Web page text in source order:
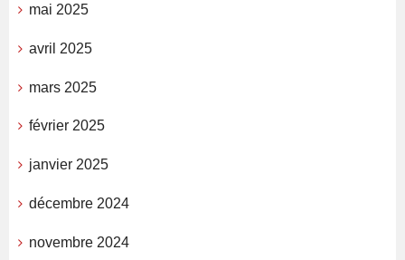
mai 2025
avril 2025
mars 2025
février 2025
janvier 2025
décembre 2024
novembre 2024